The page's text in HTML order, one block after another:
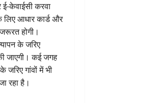
ई-केवाईसी करवा
आधार कार्ड और
होगी।
के जरिए
जाएगी। कई जगह
जरिए गांवों में भी
रहा है।